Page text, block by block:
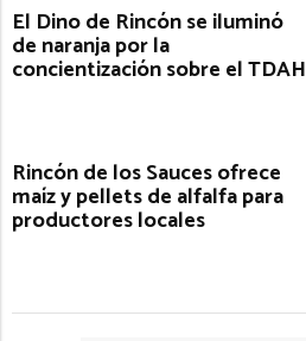
El Dino de Rincón se iluminó
de naranja por la
concientización sobre el TDAH
Rincón de los Sauces ofrece
maíz y pellets de alfalfa para
productores locales